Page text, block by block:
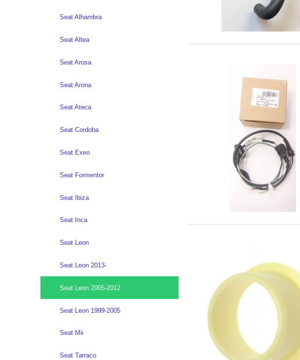
Seat Alhambra
Seat Altea
Seat Arosa
Seat Arona
Seat Ateca
Seat Cordoba
Seat Exeo
Seat Formentor
Seat Ibiza
Seat Inca
Seat Leon
Seat Leon 2013-
Seat Leon 2005-2012
Seat Leon 1999-2005
Seat Mii
Seat Tarraco